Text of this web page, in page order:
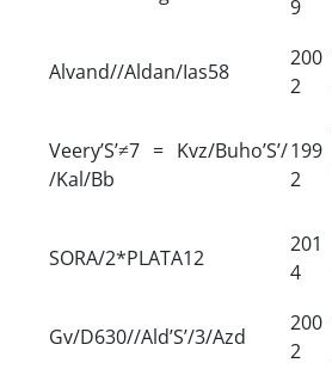
9
Alvand//Aldan/Ias58
200
2
Veery’S’≠7 = Kvz/Buho’S’/
/Kal/Bb
199
2
SORA/2*PLATA12
201
4
Gv/D630//Ald’S’/3/Azd
200
2